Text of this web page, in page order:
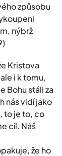
způsobu
nýbrž
Kristova
i k tomu,
Bohu stáli za
nás vidí jako
to je to, co
cíl. Náš
že ho